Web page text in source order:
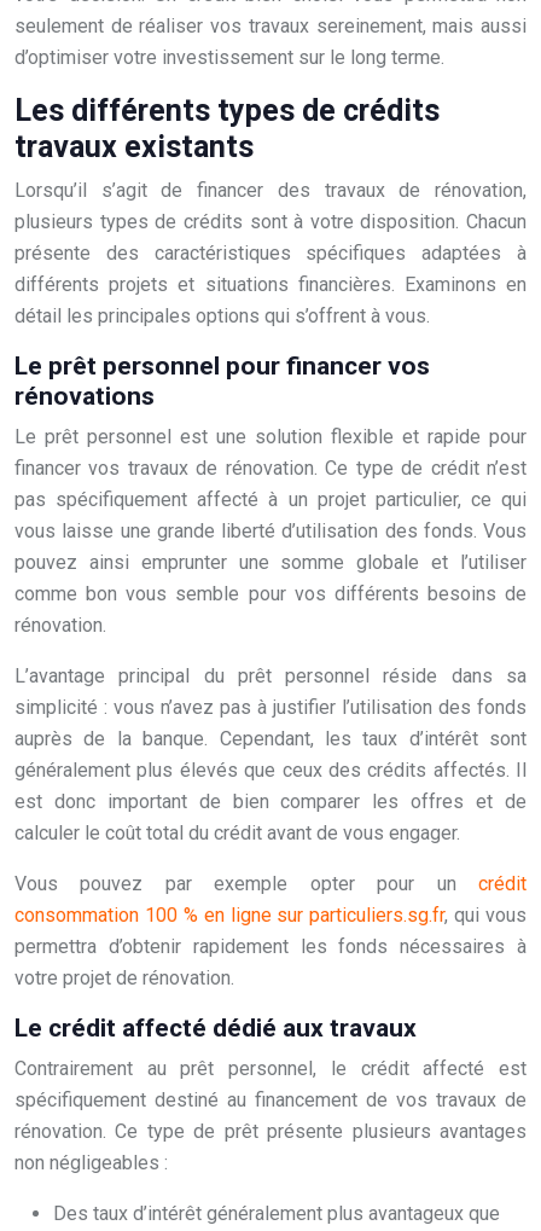
seulement de réaliser vos travaux sereinement, mais aussi
d’optimiser votre investissement sur le long terme.
Les différents types de crédits
travaux existants
Lorsqu’il s’agit de financer des travaux de rénovation,
plusieurs types de crédits sont à votre disposition. Chacun
présente des caractéristiques spécifiques adaptées à
différents projets et situations financières. Examinons en
détail les principales options qui s’offrent à vous.
Le prêt personnel pour financer vos
rénovations
Le prêt personnel est une solution flexible et rapide pour
financer vos travaux de rénovation. Ce type de crédit n’est
pas spécifiquement affecté à un projet particulier, ce qui
vous laisse une grande liberté d’utilisation des fonds. Vous
pouvez ainsi emprunter une somme globale et l’utiliser
comme bon vous semble pour vos différents besoins de
rénovation.
L’avantage principal du prêt personnel réside dans sa
simplicité : vous n’avez pas à justifier l’utilisation des fonds
auprès de la banque. Cependant, les taux d’intérêt sont
généralement plus élevés que ceux des crédits affectés. Il
est donc important de bien comparer les offres et de
calculer le coût total du crédit avant de vous engager.
Vous pouvez par exemple opter pour un crédit
consommation 100 % en ligne sur particuliers.sg.fr, qui vous
permettra d’obtenir rapidement les fonds nécessaires à
votre projet de rénovation.
Le crédit affecté dédié aux travaux
Contrairement au prêt personnel, le crédit affecté est
spécifiquement destiné au financement de vos travaux de
rénovation. Ce type de prêt présente plusieurs avantages
non négligeables :
Des taux d’intérêt généralement plus avantageux que